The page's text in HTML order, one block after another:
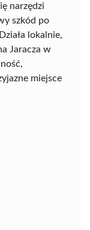
narzędzi
szkód po
lokalnie,
Jaracza w
miejsce